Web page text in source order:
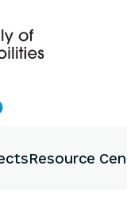
Resource